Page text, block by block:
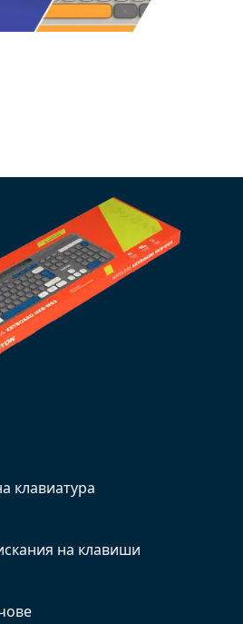
клавиатура
на клавиши